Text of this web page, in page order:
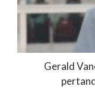
Gerald